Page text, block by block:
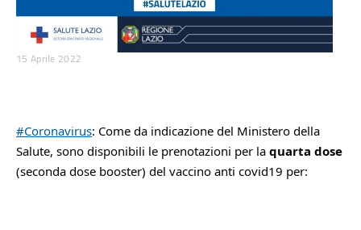
15 Aprile 2022
#Coronavirus: Come da indicazione del Ministero della
Salute, sono disponibili le prenotazioni per la quarta dose
(seconda dose booster) del vaccino anti covid19 per: